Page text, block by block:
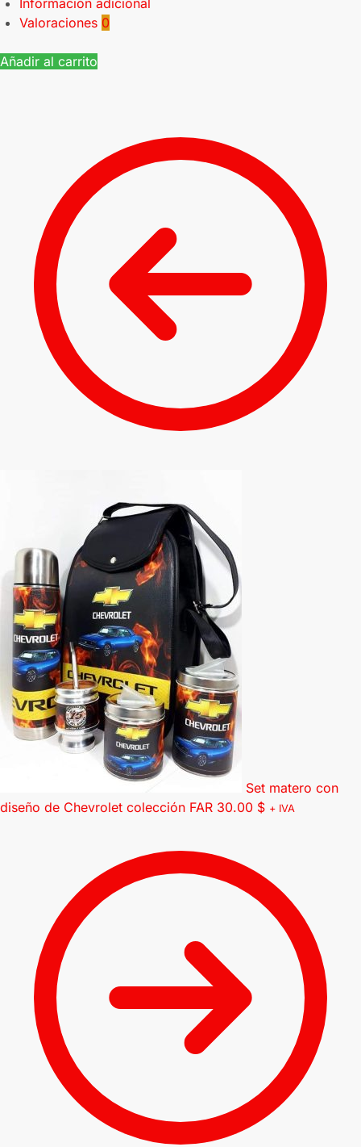
Valoraciones 0
Añadir al carrito
Set matero con
diseño de Chevrolet colección FAR 30.00 $ + IVA